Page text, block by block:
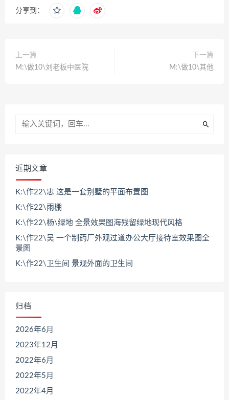
分享到：
上一篇
M:\做10\刘老板中医院
下一篇
M:\做10\其他
近期文章
K:\作22\忠 这是一套别墅的平面布置图
K:\作22\雨棚
K:\作22\杨\绿地 全景效果图海残留绿地现代风格
K:\作22\吴 一个制药厂外观过道办公大厅接待室效果图全
景图
K:\作22\卫生间 景观外面的卫生间
归档
2026年6月
2023年12月
2022年6月
2022年5月
2022年4月